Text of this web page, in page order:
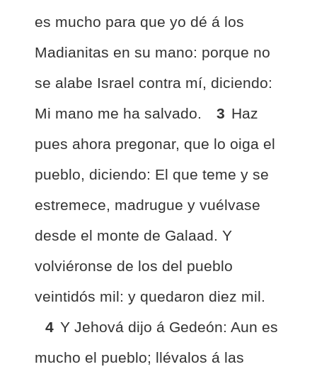
es mucho para que yo dé á los
Madianitas en su mano: porque no
se alabe Israel contra mí, diciendo:
Mi mano me ha salvado.
3 Haz
pues ahora pregonar, que lo oiga el
pueblo, diciendo: El que teme y se
estremece, madrugue y vuélvase
desde el monte de Galaad. Y
volviéronse de los del pueblo
veintidós mil: y quedaron diez mil.
4 Y Jehová dijo á Gedeón: Aun es
mucho el pueblo; llévalos á las